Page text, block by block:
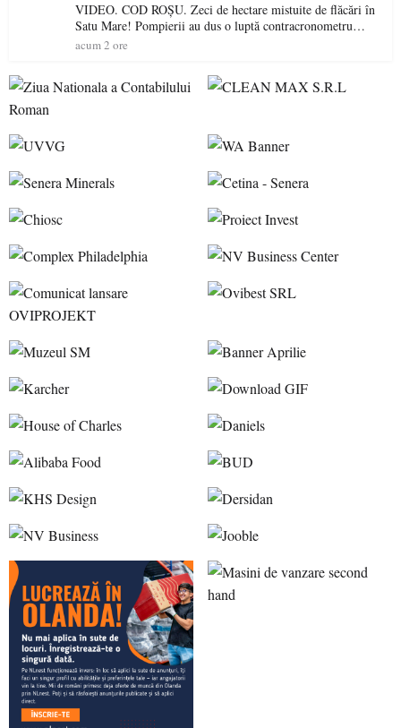
VIDEO. COD ROȘU. Zeci de hectare mistuite de flăcări în
Satu Mare! Pompierii au dus o luptă contracronometru
pentru a salva o pădure de la dezastru
acum 2 ore